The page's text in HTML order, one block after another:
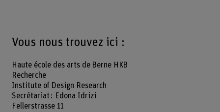
Vous nous trouvez ici :
Haute école des arts de Berne HKB
Recherche
Institute of Design Research
Secrétariat : Edona Idrizi
Fellerstrasse 11